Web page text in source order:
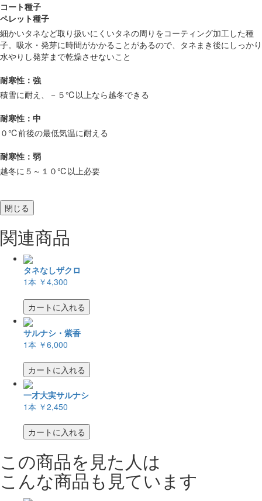
コート種子
ペレット種子
細かいタネなど取り扱いにくいタネの周りをコーティング加工した種
子。吸水・発芽に時間がかかることがあるので、タネまき後にしっかり
水やりし発芽まで乾燥させないこと
耐寒性：強
積雪に耐え、－５℃以上なら越冬できる
耐寒性：中
０℃前後の最低気温に耐える
耐寒性：弱
越冬に５～１０℃以上必要
閉じる
関連商品
タネなしザクロ
1本 ￥4,300
カートに入れる
サルナシ・紫香
1本 ￥6,000
カートに入れる
一才大実サルナシ
1本 ￥2,450
カートに入れる
この商品を見た人は
こんな商品も見ています